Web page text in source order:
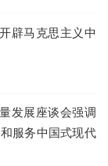
辟马克思主义中
发展座谈会强调
服务中国式现代